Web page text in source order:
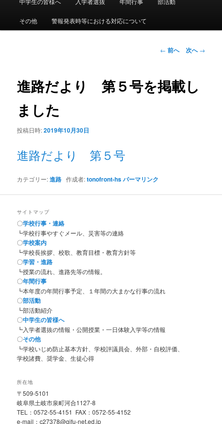
ュ
イ
ン
テ
ン
ツ
へ
動
その他 警報発表時等における対応について
投
ビ
ゲ
← 前へ 次へ→
進路だより 第５号を掲載し
ました
投稿日時:2019年10月30日
進路だより 第５号
カテゴリー:進路 作成者:tonofront-hsパーマリンク
サイトマップ
〇学校行事・連絡
┗学校行事やすぐメール、災害等の連絡
〇学校案内
┗学校長挨拶、校歌、教育目標・教育方針等
〇学習・進路
┗授業の流れ、進路先等の情報。
〇年間行事
┗本年度の年間行事予定、１年間の大まかな行事の流れ
〇部活動
┗部活動紹介
〇中学生の皆様へ
┗入学者選抜の情報・公開授業・一日体験入学等の情報
〇その他
┗学校いじめ防止基本方針、学校評議員会、外部・自校評価、
学校諸費、奨学金、生徒心得
所在地
〒509-5101
岐阜県土岐市泉町河合1127-8
TEL：0572-55-4151 FAX：0572-55-4152
e-mail：c27378@gifu-net.ed.jp